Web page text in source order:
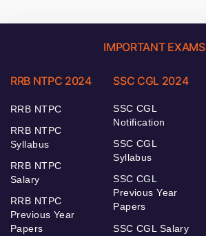
IMPORTANT EXAMS
RRB NTPC 2024
RRB NTPC
RRB NTPC
Syllabus
RRB NTPC
Salary
RRB NTPC
Previous Year
Papers
SSC CGL 2024
SSC CGL
Notification
SSC CGL
Syllabus
SSC CGL
Previous Year
Papers
SSC CGL Salary